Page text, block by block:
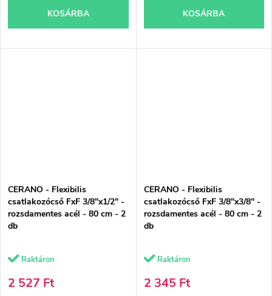
KOSÁRBA KOSÁRBA
CERANO - Flexibilis
csatlakozócső FxF 3/8"x1/2" -
rozsdamentes acél - 80 cm - 2
db
Raktáron
2 527 Ft
CERANO - Flexibilis
csatlakozócső FxF 3/8"x3/8" -
rozsdamentes acél - 80 cm - 2
db
Raktáron
2 345 Ft